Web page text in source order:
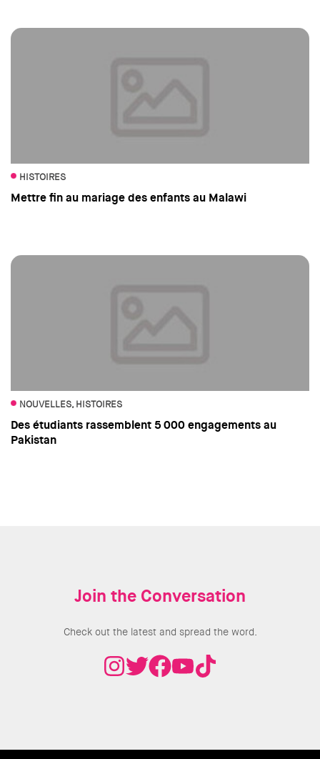
HISTOIRES
Mettre fin au mariage des enfants au Malawi
NOUVELLES, HISTOIRES
Des étudiants rassemblent 5 000 engagements au
Pakistan
Join the Conversation
Check out the latest and spread the word.